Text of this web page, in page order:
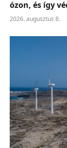
ózon, és így
2026. augusztus 8.